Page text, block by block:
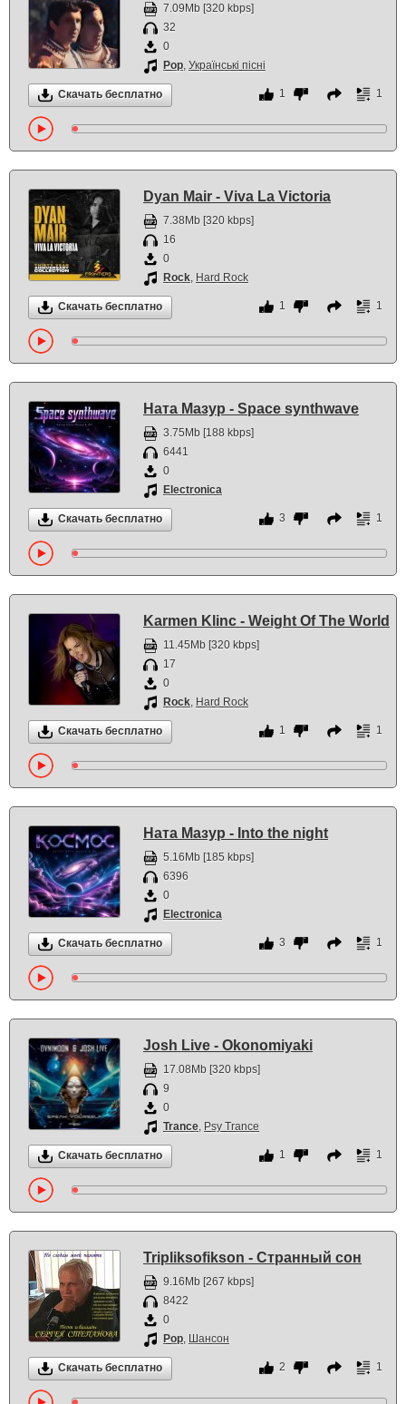
7.09Mb [320 kbps]
32
0
Pop, Українські пісні
Скачать бесплатно 1 1
Dyan Mair - Viva La Victoria
7.38Mb [320 kbps]
16
0
Rock, Hard Rock
Скачать бесплатно 1 1
Ната Мазур - Space synthwave
3.75Mb [188 kbps]
6441
0
Electronica
Скачать бесплатно 3 1
Karmen Klinc - Weight Of The World
11.45Mb [320 kbps]
17
0
Rock, Hard Rock
Скачать бесплатно 1 1
Ната Мазур - Into the night
5.16Mb [185 kbps]
6396
0
Electronica
Скачать бесплатно 3 1
Josh Live - Okonomiyaki
17.08Mb [320 kbps]
9
0
Trance, Psy Trance
Скачать бесплатно 1 1
Tripliksofikson - Странный сон
9.16Mb [267 kbps]
8422
0
Pop, Шансон
Скачать бесплатно 2 1